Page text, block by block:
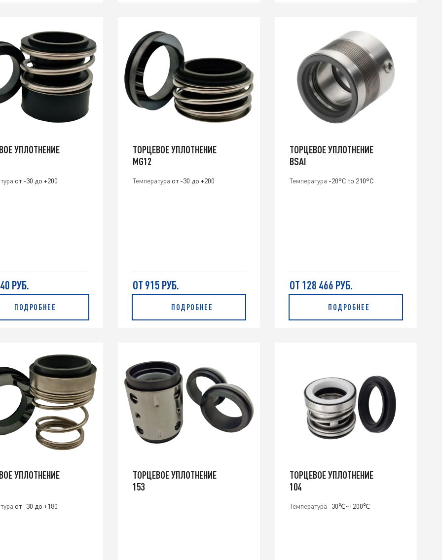
УПЛОТНЕНИЕ
от -30 до +200
РУБ.
ПОДРОБНЕЕ
ТОРЦЕВОЕ УПЛОТНЕНИЕ
MG12
Температура от -30 до +200
ОТ 915 РУБ.
ПОДРОБНЕЕ
ТОРЦЕВОЕ УПЛОТНЕНИЕ
BSAI
Температура -20°C to 210°C
ОТ 128 466 РУБ.
ПОДРОБНЕЕ
УПЛОТНЕНИЕ
от -30 до +180
ТОРЦЕВОЕ УПЛОТНЕНИЕ
153
ТОРЦЕВОЕ УПЛОТНЕНИЕ
104
Температура -30℃~+200℃